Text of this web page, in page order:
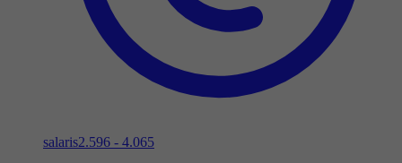
salaris2.596 - 4.065